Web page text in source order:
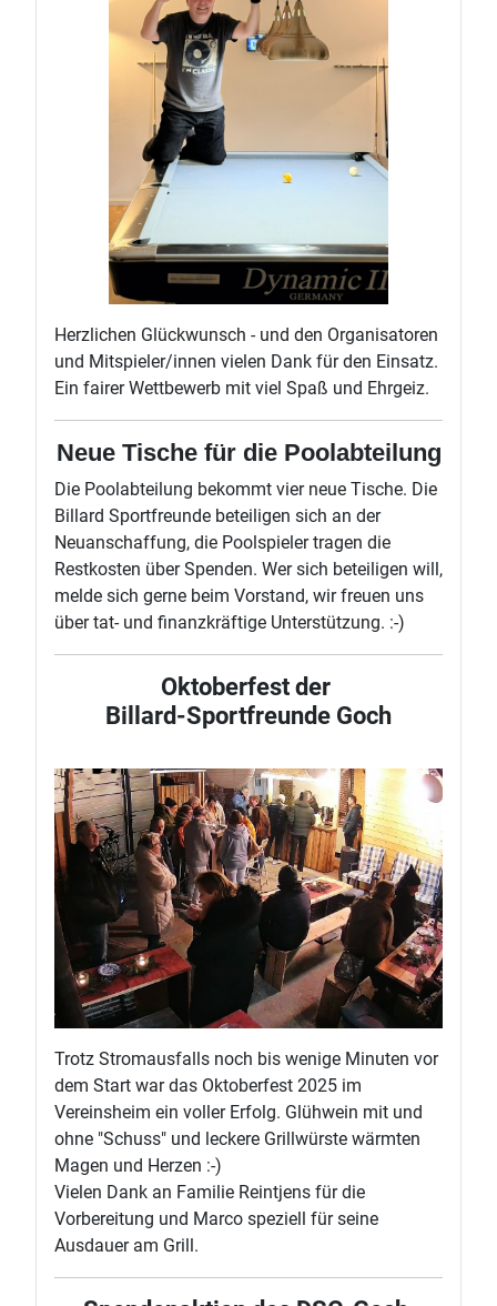
Herzlichen Glückwunsch - und den Organisatoren
und Mitspieler/innen vielen Dank für den Einsatz.
Ein fairer Wettbewerb mit viel Spaß und Ehrgeiz.
Neue Tische für die Poolabteilung
Die Poolabteilung bekommt vier neue Tische. Die
Billard Sportfreunde beteiligen sich an der
Neuanschaffung, die Poolspieler tragen die
Restkosten über Spenden. Wer sich beteiligen will,
melde sich gerne beim Vorstand, wir freuen uns
über tat- und finanzkräftige Unterstützung. :-)
Oktoberfest der
Billard-Sportfreunde Goch
Trotz Stromausfalls noch bis wenige Minuten vor
dem Start war das Oktoberfest 2025 im
Vereinsheim ein voller Erfolg. Glühwein mit und
ohne "Schuss" und leckere Grillwürste wärmten
Magen und Herzen :-)
Vielen Dank an Familie Reintjens für die
Vorbereitung und Marco speziell für seine
Ausdauer am Grill.